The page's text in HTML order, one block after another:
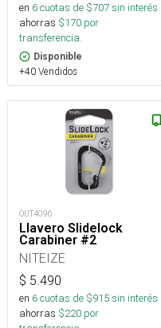
en 6cuotas de $707sin interés
ahorras $170 por
transferencia.
Disponible
+40 Vendidos
OUT4096
Llavero Slidelock
Carabiner #2
NITEIZE
$ 5.490
en 6cuotas de $915sin interés
ahorras $220 por